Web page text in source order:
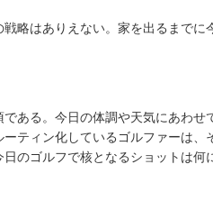
略はありえない。家を出るまでに
ある。今日の体調や天気にあわ
ティン化しているゴルファーは、
のゴルフで核となるショットは何